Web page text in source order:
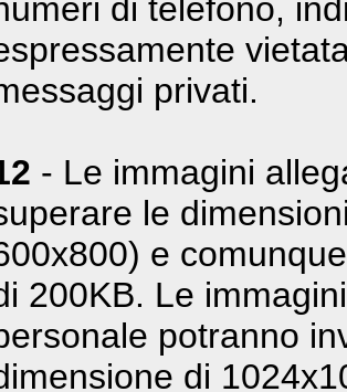
di telefono,
privati.
- Le immagini
le
e
200KB. Le
potranno
di